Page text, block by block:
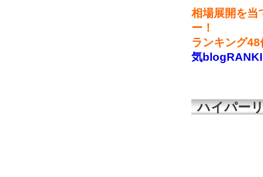
相場展開を当
ー！
ランキング
気
ハイパー